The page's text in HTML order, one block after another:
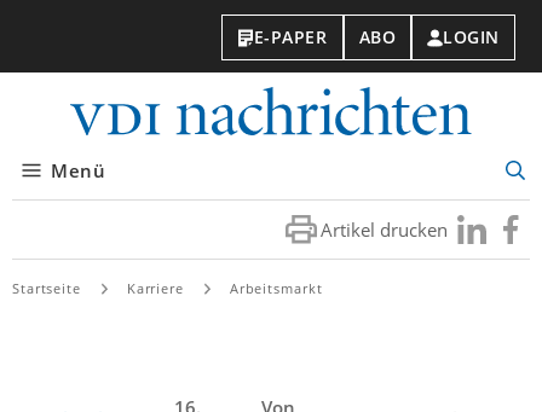
E-PAPER ABO LOGIN
Menü
Artikel drucken Besuchen
Sie
Sie
Startseite Karriere Arbeitsmarkt
16.
Von